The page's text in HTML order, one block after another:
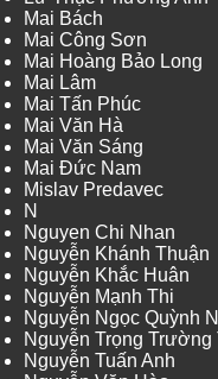
Mai Bách
Mai Công Sơn
Mai Hoàng Bảo Long
Mai Lâm
Mai Tấn Phúc
Mai Văn Hà
Mai Văn Sáng
Mai Đức Nam
Mislav Predavec
N
Nguyen Chi Nhan
Nguyễn Khánh Thuận
Nguyễn Khắc Huân
Nguyễn Mạnh Thi
Nguyễn Ngọc Quỳnh
Nguyễn Trọng Trường
Nguyễn Tuấn Anh